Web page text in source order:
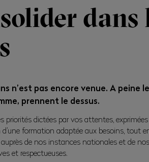
dans
pas encore venue. A peine
prennent le dessus.
priorités dictées par vos attentes,
formation adaptée aux besoins, tout
de nos instances nationales et de
et respectueuses.